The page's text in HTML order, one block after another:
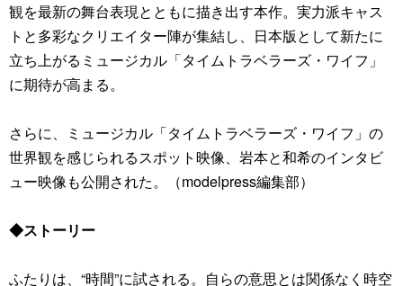
観を最新の舞台表現とともに描き出す本作。実力派キャス
トと多彩なクリエイター陣が集結し、日本版として新たに
立ち上がるミュージカル「タイムトラベラーズ・ワイフ」
に期待が高まる。
さらに、ミュージカル「タイムトラベラーズ・ワイフ」の
世界観を感じられるスポット映像、岩本と和希のインタビ
ュー映像も公開された。（modelpress編集部）
◆ストーリー
ふたりは、“時間”に試される。自らの意思とは関係なく時空